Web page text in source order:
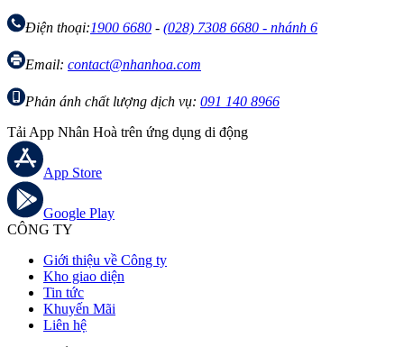
Điện thoại:1900 6680 - (028) 7308 6680 - nhánh 6
Email: contact@nhanhoa.com
Phản ánh chất lượng dịch vụ: 091 140 8966
Tải App Nhân Hoà trên ứng dụng di động
App Store
Google Play
CÔNG TY
Giới thiệu về Công ty
Kho giao diện
Tin tức
Khuyến Mãi
Liên hệ